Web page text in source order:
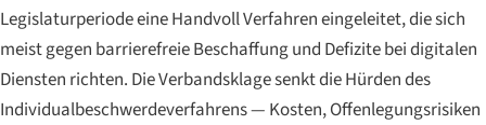
Legislaturperiode eine Handvoll Verfahren eingeleitet, die sich
meist gegen barrierefreie Beschaffung und Defizite bei digitalen
Diensten richten. Die Verbandsklage senkt die Hürden des
Individualbeschwerdeverfahrens — Kosten, Offenlegungsrisiken